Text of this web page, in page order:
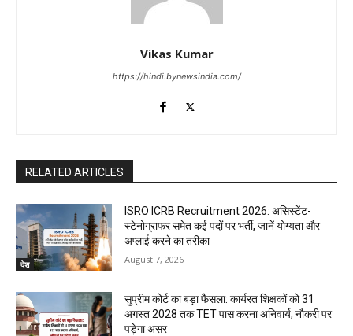
Vikas Kumar
https://hindi.bynewsindia.com/
RELATED ARTICLES
देश
ISRO ICRB Recruitment 2026: असिस्टेंट-
स्टेनोग्राफर समेत कई पदों पर भर्ती, जानें योग्यता और
अप्लाई करने का तरीका
August 7, 2026
सुप्रीम कोर्ट का बड़ा फैसला: कार्यरत शिक्षकों को 31
अगस्त 2028 तक TET पास करना अनिवार्य, नौकरी पर
पड़ेगा असर